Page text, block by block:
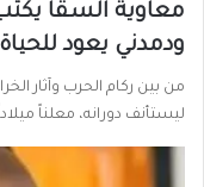
معاوية السقا
ودمدني يعود
من بين ركام الحرب وآثار
ليستأنف دورانه، معلناً